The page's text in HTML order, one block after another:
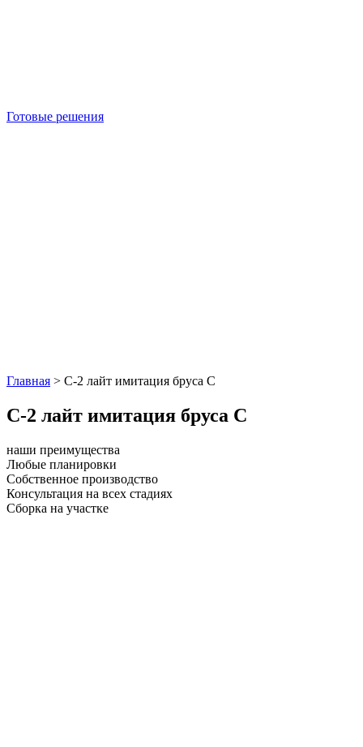
Готовые решения
Главная > С-2 лайт имитация бруса С
С-2 лайт имитация бруса С
наши преимущества
Любые планировки
Собственное производство
Консультация на всех стадиях
Сборка на участке